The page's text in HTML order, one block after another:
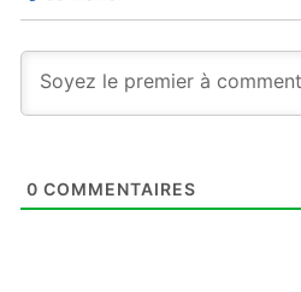
0 COMMENTAIRES